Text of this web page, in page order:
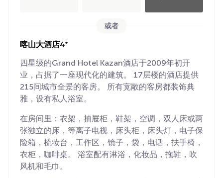
或者
喀山大酒店4*
四星级的Grand Hotel Kazan酒店于2009年初开
业，占据了一座现代化的建筑。 17层楼的酒店提供
215间城市全景的客房。 所有宽敞的客房都装饰典
雅，设有私人浴室。
在房间里：衣架，抽屉柜，鞋架，空调，双人床或两
张独立的床，等离子电视，床头柜，床头灯，电子保
险箱，梳妆台，工作区，镜子，袋，电话，扶手椅，
衣柜，咖啡桌。 浴室配有淋浴，化妆品，拖鞋，吹
风机和毛巾。